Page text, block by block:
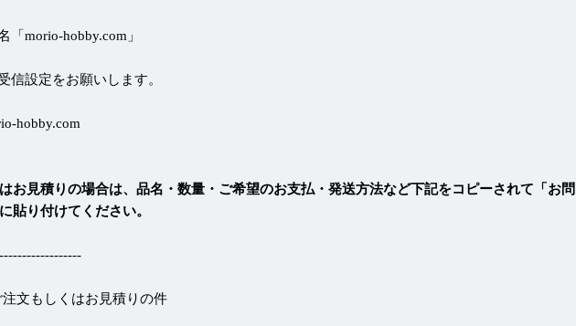
morio-hobby.com」
信設定をお願いします。
hobby.com
お見積りの場合は、品名・数量・ご希望のお支払・発送方法など下記をコピーされて「お問
貼り付けてください。
注文もしくはお見積りの件